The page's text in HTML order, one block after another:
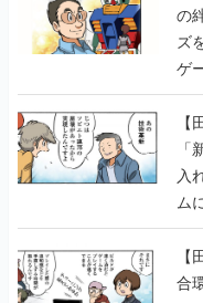
の
ズ
ゲ
【
入
ム
の
合